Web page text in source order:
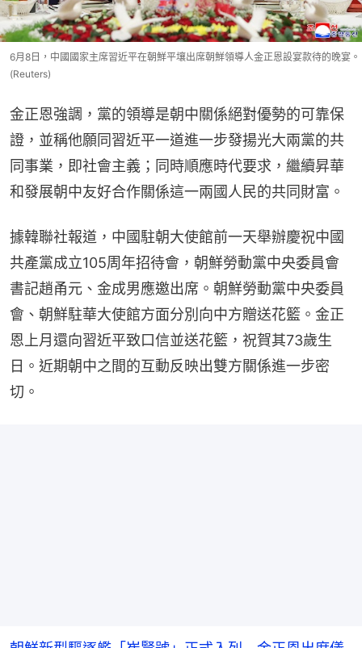
6月8日，中國國家主席習近平在朝鮮平壤出席朝鮮領導人金正恩設宴款待的晚宴。
(Reuters)
金正恩強調，黨的領導是朝中關係絕對優勢的可靠保
證，並稱他願同習近平一道進一步發揚光大兩黨的共
同事業，即社會主義；同時順應時代要求，繼續昇華
和發展朝中友好合作關係這一兩國人民的共同財富。
據韓聯社報道，中國駐朝大使館前一天舉辦慶祝中國
共產黨成立105周年招待會，朝鮮勞動黨中央委員會
書記趙甬元、金成男應邀出席。朝鮮勞動黨中央委員
會、朝鮮駐華大使館方面分別向中方贈送花籃。金正
恩上月還向習近平致口信並送花籃，祝賀其73歲生
日。近期朝中之間的互動反映出雙方關係進一步密
切。